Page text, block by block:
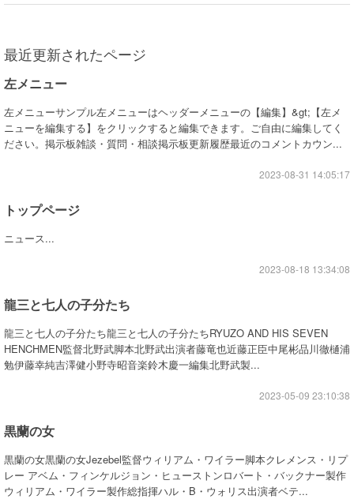
最近更新されたページ
左メニュー
左メニューサンプル左メニューはヘッダーメニューの【編集】&gt;【左メ
ニューを編集する】をクリックすると編集できます。ご自由に編集してく
ださい。掲示板雑談・質問・相談掲示板更新履歴最近のコメントカウン...
2023-08-31 14:05:17
トップページ
ニュース...
2023-08-18 13:34:08
龍三と七人の子分たち
龍三と七人の子分たち龍三と七人の子分たちRYUZO AND HIS SEVEN
HENCHMEN監督北野武脚本北野武出演者藤竜也近藤正臣中尾彬品川徹樋浦
勉伊藤幸純吉澤健小野寺昭音楽鈴木慶一編集北野武製...
2023-05-09 23:10:38
黒蘭の女
黒蘭の女黒蘭の女Jezebel監督ウィリアム・ワイラー脚本クレメンス・リプ
レー アベム・フィンケルジョン・ヒューストンロバート・バックナー製作
ウィリアム・ワイラー製作総指揮ハル・B・ウォリス出演者ベテ...